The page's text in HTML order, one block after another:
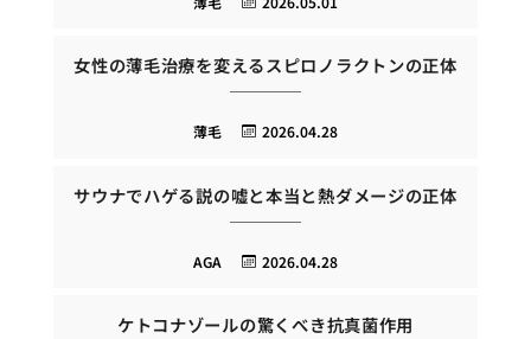
女性の薄毛治療を変えるスピロノラクトンの正体
2026.04.28
薄毛
サウナでハゲる説の嘘と本当と熱ダメージの正体
2026.04.28
AGA
ケトコナゾールの驚くべき抗真菌作用